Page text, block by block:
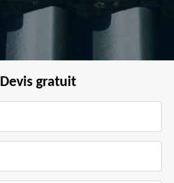
Devis gratuit